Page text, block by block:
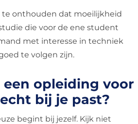
te onthouden dat moeilijkheid
die voor de ene student
met interesse in techniek
te volgen zijn.
een opleiding voor
bij je past?
begint bij jezelf. Kijk niet